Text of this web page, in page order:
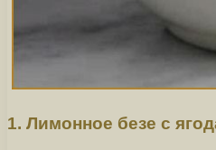
1. Лимонное безе с